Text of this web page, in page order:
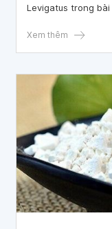
Levigatus trong
Xem thêm